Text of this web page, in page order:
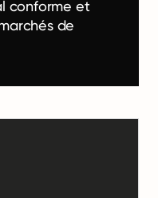
conforme et
de